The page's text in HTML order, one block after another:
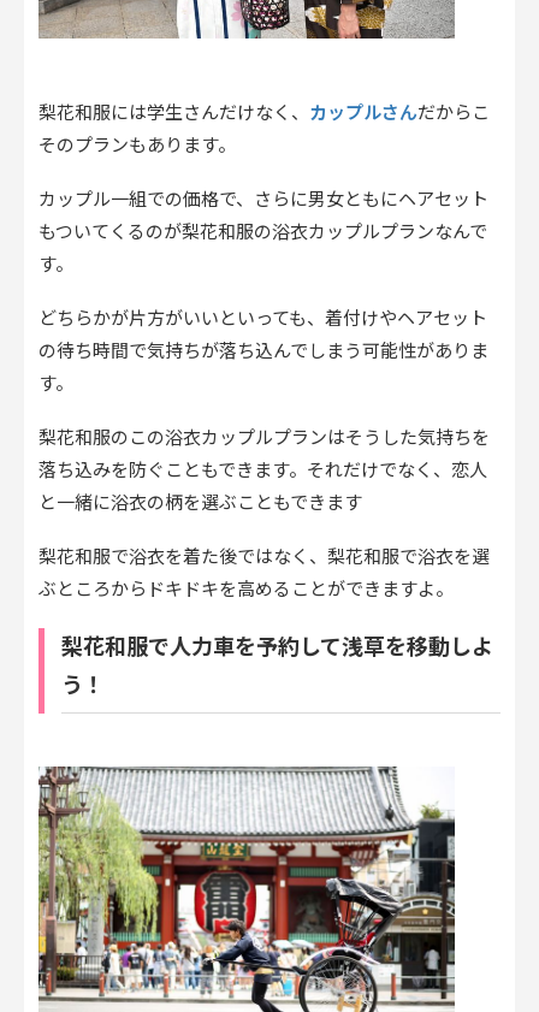
梨花和服には学生さんだけなく、 カップルさんだからこ
そのプランもあります。
カップル一組での価格で、さらに男女ともにヘアセット
もついてくるのが梨花和服の浴衣カップルプランなんで
す。
どちらかが片方がいいといっても、着付けやヘアセット
の待ち時間で気持ちが落ち込んでしまう可能性がありま
す。
梨花和服のこの浴衣カップルプランはそうした気持ちを
落ち込みを防ぐこともできます。それだけでなく、恋人
と一緒に浴衣の柄を選ぶこともできます
梨花和服で浴衣を着た後ではなく、梨花和服で浴衣を選
ぶところからドキドキを高めることができますよ。
梨花和服で人力車を予約して浅草を移動しよ
う！